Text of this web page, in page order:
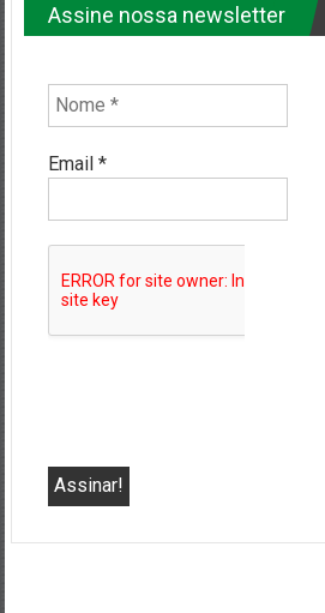
Assine nossa newsletter
Email *